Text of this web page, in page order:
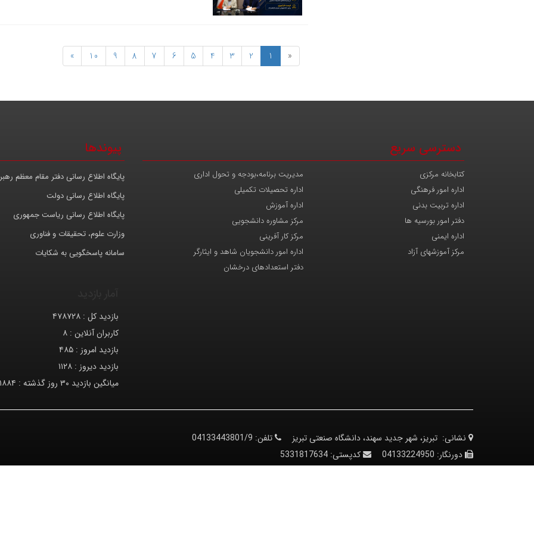
«
1
2
3
4
5
6
7
8
9
10
»
دسترسی سریع
مدیریت برنامه،بودجه و تحول اداری
کتابخانه مرکزی
اداره تحصیلات تکمیلی
اداره امور فرهنگی
اداره آموزش
اداره تربیت بدنی
مرکز مشاوره دانشجویی
دفتر امور بورسیه ها
مرکز کار آفرینی
اداره ایمنی
اداره امور دانشجویان شاهد و ایثارگر
مرکز آموزشهای آزاد
دفتر استعدادهای درخشان
پیوندها
پایگاه اطلاع رسانی دفتر مقام معظم
پایگاه اطلاع رسانی دولت
پایگاه اطلاع رسانی ریاست جمهوری
وزارت علوم، تحقیقات و فناوری
سامانه پاسخگویی به شکایات
بازدید کل : ۴۷۸۷۲۸
کاربران آنلاین : ۸
بازدید امروز : ۴۸۵
بازدید دیروز : ۱۱۲۸
میانگین بازدید ۳۰ روز گذشته :
۱۸۸۴
نشانی: تبریز، شهر جدید سهند، دانشگاه صنعتی تبریز تلفن: 04133443801/9
دورنگار: 04133224950 کدپستی: 5331817634